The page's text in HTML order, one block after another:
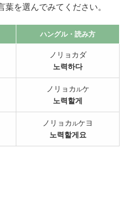
を選んでみてください。
ハングル・読み方
ノリョカダ
노력하다
ノリョカ ルケ
노력할게
ノリョカ ルケヨ
노력할게요